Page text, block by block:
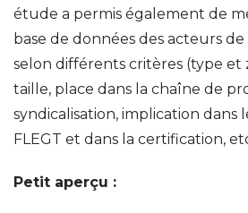
étude a permis également de
base de données des acteurs
selon différents critères (type et
taille, place dans la chaîne de
syndicalisation, implication dans
FLEGT et dans la certification,
Petit aperçu :